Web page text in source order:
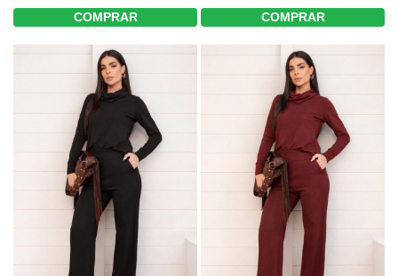
COMPRAR COMPRAR